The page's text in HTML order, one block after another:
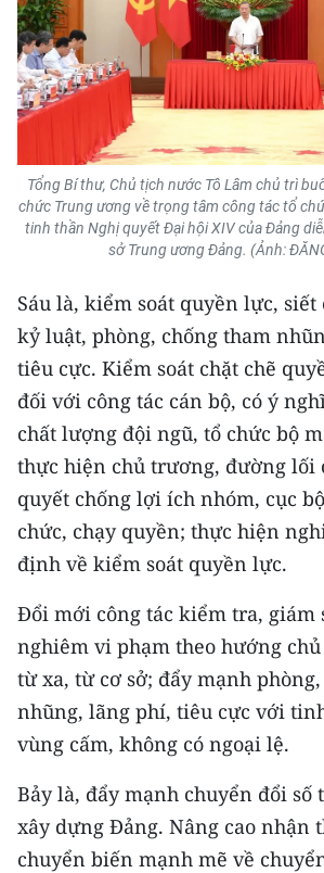
Tổng Bí thư, Chủ tịch nước Tô Lâm chủ trì
chức Trung ương về trọng tâm công tác tổ
tinh thần Nghị quyết Đại hội XIV của Đảng
sở Trung ương Đảng. (Ảnh:
Sáu là, kiểm soát quyền lực,
kỷ luật, phòng, chống tham
tiêu cực. Kiểm soát chặt chẽ
đối với công tác cán bộ, có ý
chất lượng đội ngũ, tổ chức bộ
thực hiện chủ trương, đường lối
quyết chống lợi ích nhóm, cục
chức, chạy quyền; thực hiện
định về kiểm soát quyền lực.
Đổi mới công tác kiểm tra, giám
nghiêm vi phạm theo hướng
từ xa, từ cơ sở; đẩy mạnh
nhũng, lãng phí, tiêu cực với
vùng cấm, không có ngoại lệ.
Bảy là, đẩy mạnh chuyển đổi số
xây dựng Đảng. Nâng cao nhận
chuyển biến mạnh mẽ về